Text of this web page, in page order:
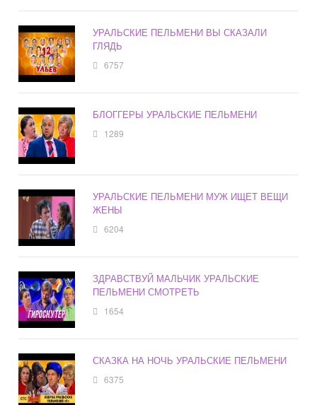
УРАЛЬСКИЕ ПЕЛЬМЕНИ ВЫ СКАЗАЛИ
ГЛЯДЬ
6757
БЛОГГЕРЫ УРАЛЬСКИЕ ПЕЛЬМЕНИ
1289
УРАЛЬСКИЕ ПЕЛЬМЕНИ МУЖ ИЩЕТ ВЕЩИ
ЖЕНЫ
6204
ЗДРАВСТВУЙ МАЛЬЧИК УРАЛЬСКИЕ
ПЕЛЬМЕНИ СМОТРЕТЬ
1654
СКАЗКА НА НОЧЬ УРАЛЬСКИЕ ПЕЛЬМЕНИ
6375